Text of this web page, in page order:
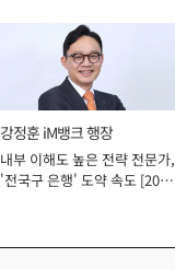
강정훈 iM뱅크 행장
내부 이해도 높은 전략 전문가,
'전국구 은행' 도약 속도 [2026